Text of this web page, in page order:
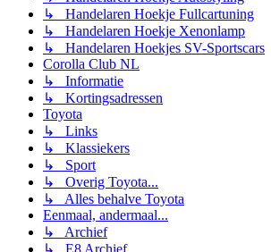
↳ Handelaren Hoekje Fullcartuning
↳ Handelaren Hoekje Xenonlamp
↳ Handelaren Hoekjes SV-Sportscars
Corolla Club NL
↳ Informatie
↳ Kortingsadressen
Toyota
↳ Links
↳ Klassiekers
↳ Sport
↳ Overig Toyota...
↳ Alles behalve Toyota
Eenmaal, andermaal...
↳ Archief